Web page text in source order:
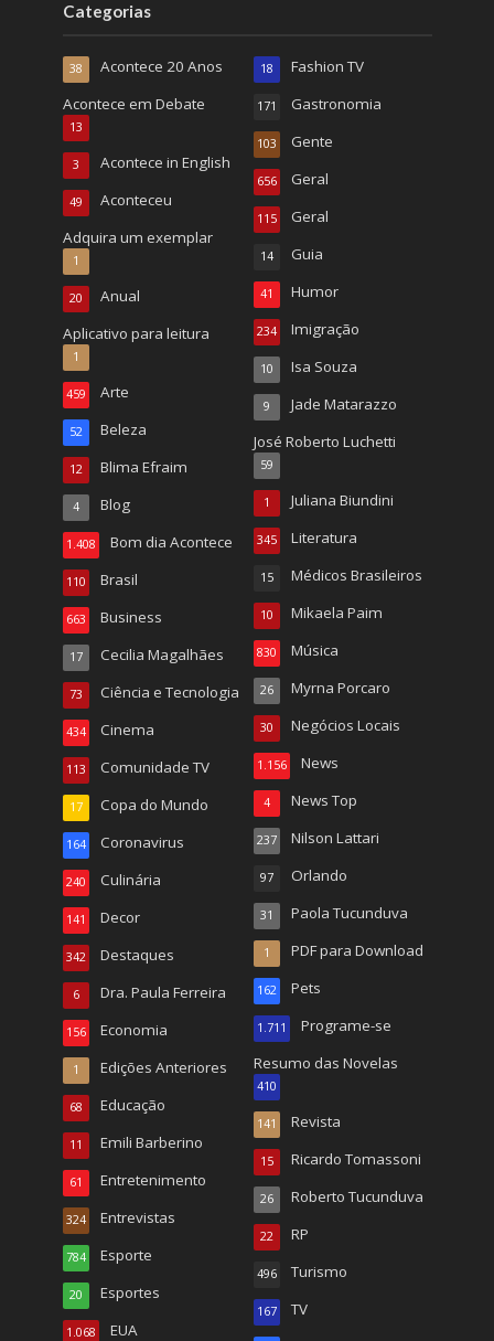
Categorias
Acontece 20 Anos
38
Acontece em Debate
13
Acontece in English
3
Aconteceu
49
Adquira um exemplar
1
Anual
20
Aplicativo para leitura
1
Arte
459
Beleza
52
Blima Efraim
12
Blog
4
Bom dia Acontece
1.408
Brasil
110
Business
663
Cecilia Magalhães
17
Ciência e Tecnologia
73
Cinema
434
Comunidade TV
113
Copa do Mundo
17
Coronavirus
164
Culinária
240
Decor
141
Destaques
342
Dra. Paula Ferreira
6
Economia
156
Edições Anteriores
1
Educação
68
Emili Barberino
11
Entretenimento
61
Entrevistas
324
Esporte
784
Esportes
20
EUA
1.068
Fashion TV
18
Gastronomia
171
Gente
103
Geral
656
Geral
115
Guia
14
Humor
41
Imigração
234
Isa Souza
10
Jade Matarazzo
9
José Roberto Luchetti
59
Juliana Biundini
1
Literatura
345
Médicos Brasileiros
15
Mikaela Paim
10
Música
830
Myrna Porcaro
26
Negócios Locais
30
News
1.156
News Top
4
Nilson Lattari
237
Orlando
97
Paola Tucunduva
31
PDF para Download
1
Pets
162
Programe-se
1.711
Resumo das Novelas
410
Revista
141
Ricardo Tomassoni
15
Roberto Tucunduva
26
RP
22
Turismo
496
TV
167